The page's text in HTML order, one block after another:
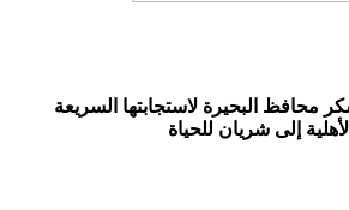
محافظ البحيرة لاستجابتها السريعة
إلى شريان للحياة